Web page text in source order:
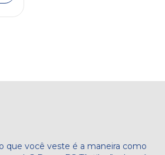
que você veste é a maneira como